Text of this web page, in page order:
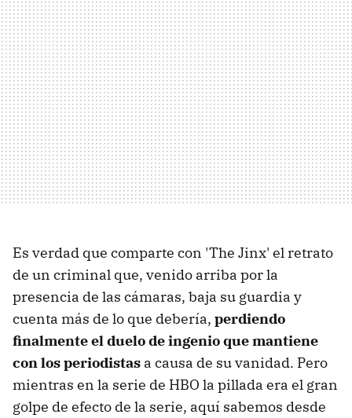
Es verdad que comparte con 'The Jinx' el retrato
de un criminal que, venido arriba por la
presencia de las cámaras, baja su guardia y
cuenta más de lo que debería, perdiendo
finalmente el duelo de ingenio que mantiene
con los periodistas a causa de su vanidad. Pero
mientras en la serie de HBO la pillada era el gran
golpe de efecto de la serie, aquí sabemos desde